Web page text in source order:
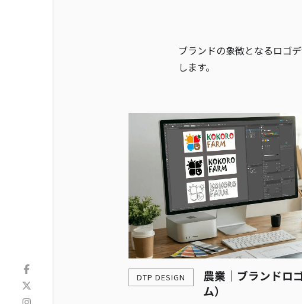
ブランドの象徴となるロゴ
します。
農業｜ブランドロ
ム）
DTP DESIGN